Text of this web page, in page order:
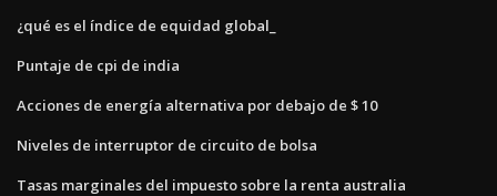
¿qué es el índice de equidad global_
Puntaje de cpi de india
Acciones de energía alternativa por debajo de $ 10
Niveles de interruptor de circuito de bolsa
Tasas marginales del impuesto sobre la renta australia